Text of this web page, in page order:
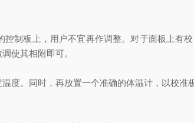
制板上，用户不宜再作调整。对于面板上有
使其相附即可。
度。同时，再放置一个准确的体温计，以校准